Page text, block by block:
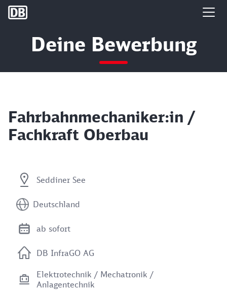
DB Group
Deine Bewerbung
Fahrbahnmechaniker:in /
Fachkraft Oberbau
Seddiner See
Deutschland
ab sofort
DB InfraGO AG
Elektrotechnik / Mechatronik /
Anlagentechnik